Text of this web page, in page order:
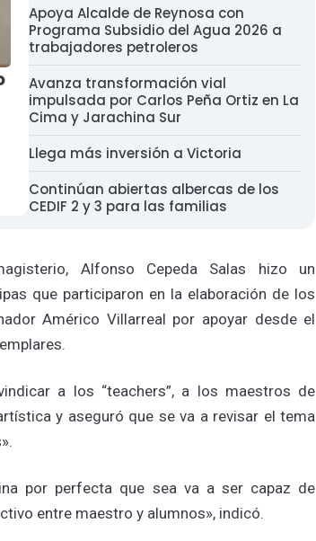
Apoya Alcalde de Reynosa con
Programa Subsidio del Agua 2026 a
trabajadores petroleros
Avanza transformación vial
impulsada por Carlos Peña Ortiz en La
Cima y Jarachina Sur
Llega más inversión a Victoria
Continúan abiertas albercas de los
CEDIF 2 y 3 para las familias
Alfonso Cepeda Salas hizo un
que participaron en la elaboración de los
Américo Villarreal por apoyar desde el
a los “teachers”, a los maestros de
y aseguró que se va a revisar el tema
por perfecta que sea va a ser capaz de
entre maestro y alumnos», indicó.